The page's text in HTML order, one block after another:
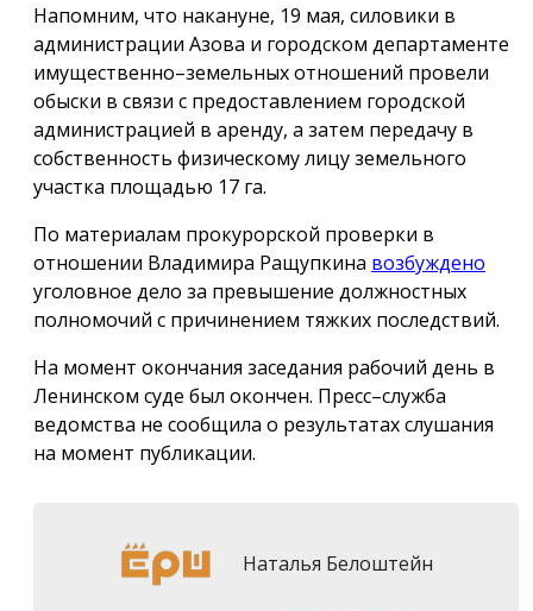
Напомним, что накануне, 19 мая, силовики в
администрации Азова и городском департаменте
имущественно–земельных отношений провели
обыски в связи с предоставлением городской
администрацией в аренду, а затем передачу в
собственность физическому лицу земельного
участка площадью 17 га.
По материалам прокурорской проверки в
отношении Владимира Ращупкина возбуждено
уголовное дело за превышение должностных
полномочий с причинением тяжких последствий.
На момент окончания заседания рабочий день в
Ленинском суде был окончен. Пресс–служба
ведомства не сообщила о результатах слушания
на момент публикации.
Наталья Белоштейн